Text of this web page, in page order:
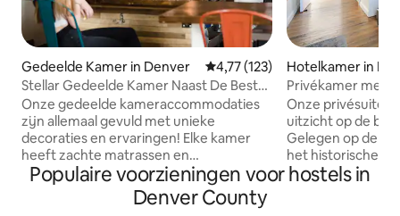
Gedeelde Kamer in Denver Gemiddelde beoordeling van
4,77 (123)
Stellar Gedeelde Kamer Naast De Beste
Bars in Denver!
Onze gedeelde kameraccommodaties
zijn allemaal gevuld met unieke
decoraties en ervaringen! Elke kamer
heeft zachte matrassen en
beddengoed, toegang tot
sleutelkaarten en persoonlijke kluisjes.
Gasten kunnen gebruikmaken van onze
Hotelkamer in
Privékamer met
uitzicht op de
Onze privésuite
uitzicht op de
Gelegen op de
het historische
je gezellig in een
Populaire voorzieningen voor hostels in
Denver County